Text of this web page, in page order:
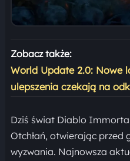
Zobacz także:
World Update 2.0: Nowe
ulepszenia czekają na
Dziś świat Diablo
Otchłań, otwierając przed
wyzwania. Najnowsza